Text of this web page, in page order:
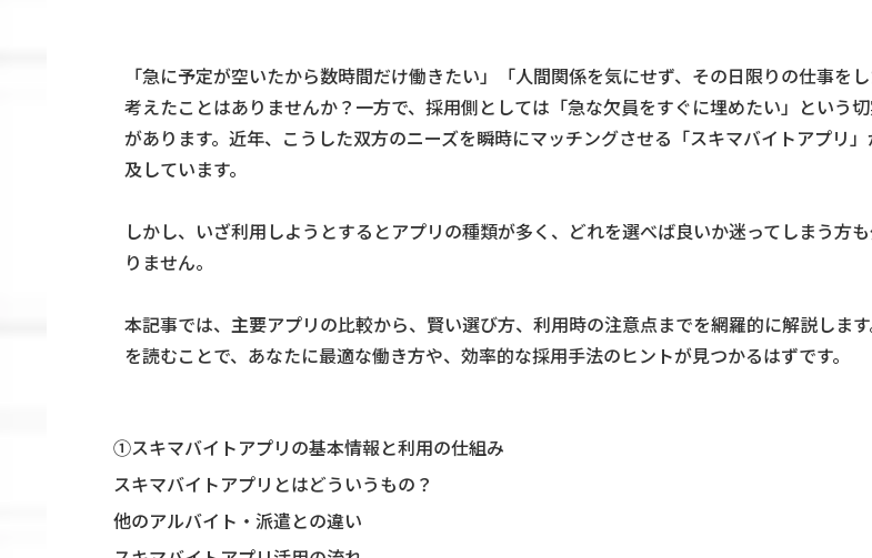
「急に予定が空いたから数時間だけ働きたい」「人間関係を気にせず、その日限りの仕事を
考えたことはありませんか？一方で、採用側としては「急な欠員をすぐに埋めたい」という
があります。近年、こうした双方のニーズを瞬時にマッチングさせる「スキマバイトアプリ
及しています。
しかし、いざ利用しようとするとアプリの種類が多く、どれを選べば良いか迷ってしまう方
りません。
本記事では、主要アプリの比較から、賢い選び方、利用時の注意点までを網羅的に解説しま
を読むことで、あなたに最適な働き方や、効率的な採用手法のヒントが見つかるはずです。
①スキマバイトアプリの基本情報と利用の仕組み
スキマバイトアプリとはどういうもの？
他のアルバイト・派遣との違い